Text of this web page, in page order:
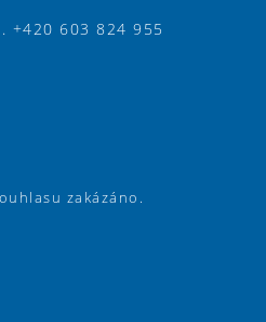
+420 603 824 955
zakázáno.